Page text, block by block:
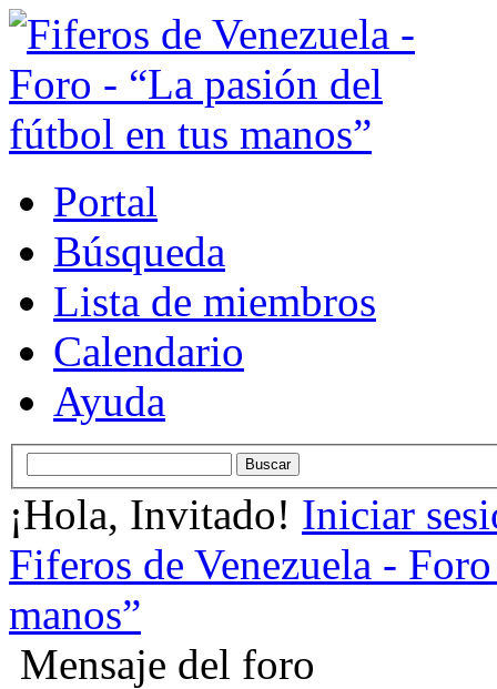
Portal
Búsqueda
Lista de miembros
Calendario
Ayuda
¡Hola, Invitado! Iniciar
Fiferos de Venezuela -
manos”
Mensaje del foro